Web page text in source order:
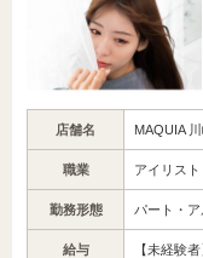
店舗名 MAQUIA
職業 アイリスト
勤務形態 パート・ア
給与
【未経験